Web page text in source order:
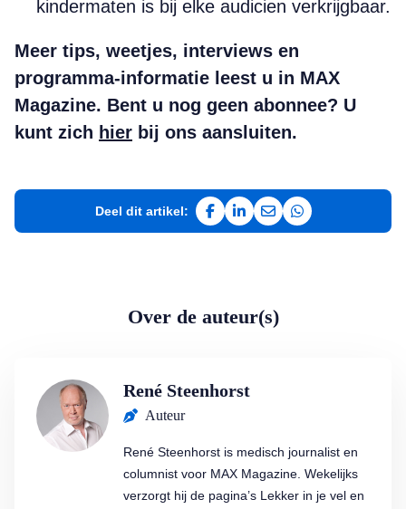
kindermaten is bij elke audicien verkrijgbaar.
Meer tips, weetjes, interviews en
programma-informatie leest u in MAX
Magazine. Bent u nog geen abonnee? U
kunt zich hier bij ons aansluiten.
Deel dit artikel:
Deel op Facebook
Deel op LinkedIn
Deel via e-mail
Deel via
Over de auteur(s)
René Steenhorst
Auteur
René Steenhorst is medisch journalist en
columnist voor MAX Magazine. Wekelijks
verzorgt hij de pagina’s Lekker in je vel en